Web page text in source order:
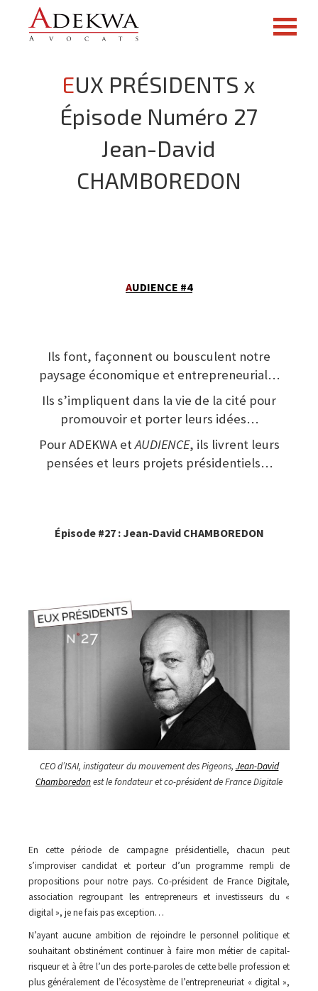
EUX PRÉSIDENTS x
Épisode Numéro 27
Jean-David
CHAMBOREDON
AUDIENCE #4
Ils font, façonnent ou bousculent notre
paysage économique et entrepreneurial…
Ils s’impliquent dans la vie de la cité pour
promouvoir et porter leurs idées…
Pour ADEKWA etAUDIENCE, ils livrent leurs
pensées et leurs projets présidentiels…
Épisode #27 : Jean-David CHAMBOREDON
CEO d’ISAI, instigateur du mouvement des Pigeons, Jean-David
Chamboredonest le fondateur et co-président de France Digitale
En cette période de campagne présidentielle, chacun peut
s’improviser candidat et porteur d’un programme rempli de
propositions pour notre pays. Co-président de France Digitale,
association regroupant les entrepreneurs et investisseurs du «
digital », je ne fais pas exception…
N’ayant aucune ambition de rejoindre le personnel politique et
souhaitant obstinément continuer à faire mon métier de capital-
risqueur et à être l’un des porte-paroles de cette belle profession et
plus généralement de l’écosystème de l’entrepreneuriat « digital »,